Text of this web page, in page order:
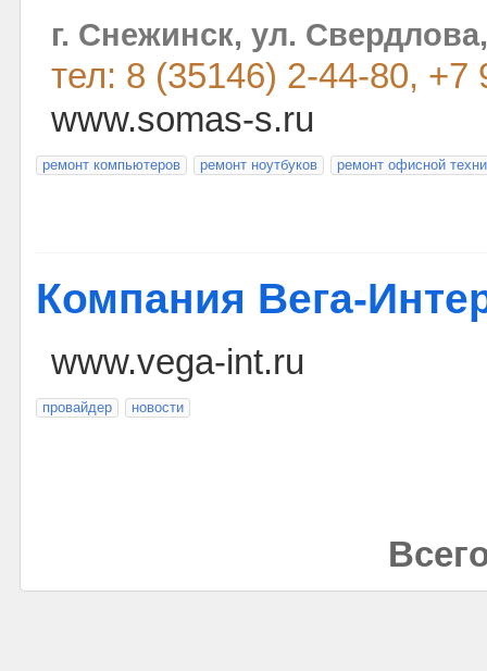
г. Снежинск, ул.
тел: 8 (35146) 2-44-80, +7
www.somas-s.ru
ремонт компьютеров ремонт ноутбуков ремонт офисной
Компания Вега-
www.vega-int.ru
провайдер новости